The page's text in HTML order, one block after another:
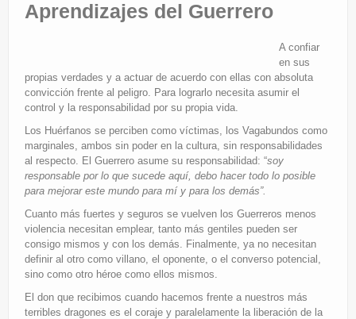
Aprendizajes del Guerrero
A confiar
en sus
propias verdades y a actuar de acuerdo con ellas con absoluta
convicción frente al peligro. Para lograrlo necesita asumir el
control y la responsabilidad por su propia vida.
Los Huérfanos se perciben como víctimas, los Vagabundos como
marginales, ambos sin poder en la cultura, sin responsabilidades
al respecto. El Guerrero asume su responsabilidad: “soy
responsable por lo que sucede aquí, debo hacer todo lo posible
para mejorar este mundo para mí y para los demás”.
Cuanto más fuertes y seguros se vuelven los Guerreros menos
violencia necesitan emplear, tanto más gentiles pueden ser
consigo mismos y con los demás. Finalmente, ya no necesitan
definir al otro como villano, el oponente, o el converso potencial,
sino como otro héroe como ellos mismos.
El don que recibimos cuando hacemos frente a nuestros más
terribles dragones es el coraje y paralelamente la liberación de la